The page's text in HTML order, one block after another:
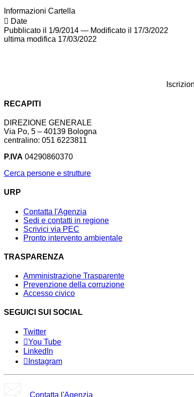
Informazioni Cartella
Date
Pubblicato il 1/9/2014 — Modificato il 17/3/2022
ultima modifica 17/03/2022
RECAPITI
DIREZIONE GENERALE
Via Po, 5 – 40139 Bologna
centralino: 051 6223811
P.IVA 04290860370
Cerca persone e strutture
URP
Contatta l'Agenzia
Sedi e contatti in regione
Scrivici via PEC
Pronto intervento ambientale
TRASPARENZA
Amministrazione Trasparente
Prevenzione della corruzione
Accesso civico
SEGUICI SUI SOCIAL
Twitter
You Tube
LinkedIn
Instagram
Contatta l'Agenzia